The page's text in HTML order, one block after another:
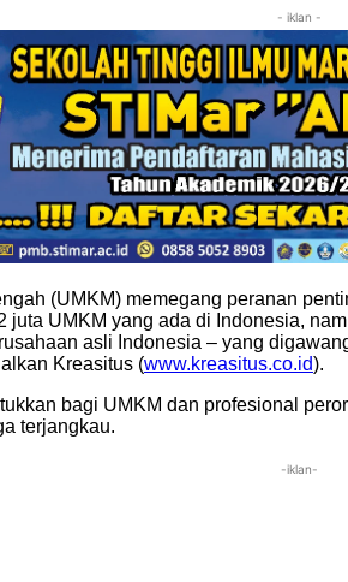
- iklan -
(UMKM) memegang peranan
UMKM yang ada di Indonesia,
asli Indonesia – yang
Kreasitus (www.kreasitus.co.id).
bagi UMKM dan profesional
terjangkau.
-iklan-